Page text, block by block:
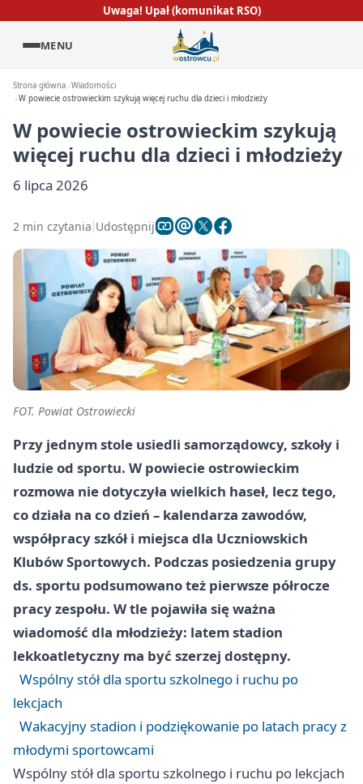
Uwaga! Upał (komunikat RSO)
MENU
Strona główna Wiadomości
W powiecie ostrowieckim szykują więcej ruchu dla dzieci i młodzieży
W powiecie ostrowieckim szykują
więcej ruchu dla dzieci i młodzieży
6 lipca 2026
2 min czytania Udostępnij
FOT. Powiat Ostrowiecki
Przy jednym stole usiedli samorządowcy, szkoły i
ludzie od sportu. W powiecie ostrowieckim
rozmowa nie dotyczyła wielkich haseł, lecz tego,
co działa na co dzień – kalendarza zawodów,
współpracy szkół i miejsca dla Uczniowskich
Klubów Sportowych. Podczas posiedzenia grupy
ds. sportu podsumowano też pierwsze półrocze
pracy zespołu. W tle pojawiła się ważna
wiadomość dla młodzieży: latem stadion
lekkoatletyczny ma być szerzej dostępny.
Wspólny stół dla sportu szkolnego i ruchu po
lekcjach
Wakacyjny stadion i podziękowanie po latach pracy z
młodymi sportowcami
Wspólny stół dla sportu szkolnego i ruchu po lekcjach